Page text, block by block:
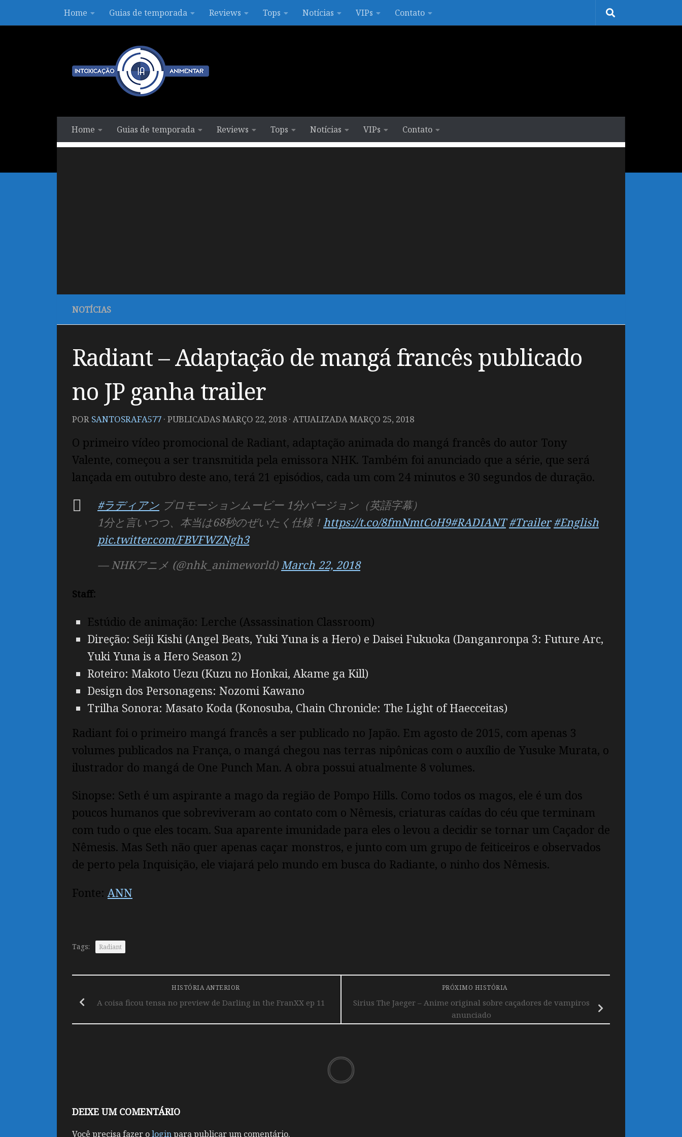
Skip to contentHome Guias de temporada Reviews Tops Notícias VIPs Contato
Home Guias de temporada Reviews Tops Notícias VIPs Contato
NOTÍCIAS
Radiant – Adaptação de mangá francês publicado
no JP ganha trailer
POR SANTOSRAFA577 · PUBLICADASMARÇO 22, 2018 · ATUALIZADAMARÇO 25, 2018
O primeiro vídeo promocional de Radiant, adaptação animada do mangá francês do autor Tony
Valente, começou a ser transmitida pela emissora NHK. Também foi anunciado que a série, que será
lançada em outubro deste ano, terá 21 episódios, cada um com 24 minutos e 30 segundos de duração.
#ラディアン プロモーションムービー 1分バージョン（英語字幕）
1分と言いつつ、本当は68秒のぜいたく仕様！ https://t.co/8fmNmtCoH9#RADIANT #Trailer #English
pic.twitter.com/FBVFWZNgh3
— NHKアニメ (@nhk_animeworld)March 22, 2018
Staff:
Estúdio de animação: Lerche (Assassination Classroom)
Direção: Seiji Kishi (Angel Beats, Yuki Yuna is a Hero) e Daisei Fukuoka (Danganronpa 3: Future Arc,
Yuki Yuna is a Hero Season 2)
Roteiro: Makoto Uezu (Kuzu no Honkai, Akame ga Kill)
Design dos Personagens: Nozomi Kawano
Trilha Sonora: Masato Koda (Konosuba, Chain Chronicle: The Light of Haecceitas)
Radiant foi o primeiro mangá francês a ser publicado no Japão. Em agosto de 2015, com apenas 3
volumes publicados na França, o mangá chegou nas terras nipônicas com o auxílio de Yusuke Murata, o
ilustrador do mangá de One Punch Man. A obra possui atualmente 8 volumes.
Sinopse: Seth é um aspirante a mago da região de Pompo Hills. Como todos os magos, ele é um dos
poucos humanos que sobreviveram ao contato com o Nêmesis, criaturas caídas do céu que terminam
com tudo o que eles tocam. Sua aparente imunidade para eles o levou a decidir se tornar um Caçador de
Nêmesis. Mas Seth não quer apenas caçar monstros, e junto com um grupo de feiticeiros e observados
de perto pela Inquisição, ele viajará pelo mundo em busca do Radiante, o ninho dos Nêmesis.
Fonte: ANN
Tags: Radiant
PRÓXIMO HISTÓRIA
Sirius The Jaeger – Anime original sobre caçadores de vampiros
anunciado
HISTÓRIA ANTERIOR
A coisa ficou tensa no preview de Darling in the FranXX ep 11
DEIXE UM COMENTÁRIO
Você precisa fazer ologinpara publicar um comentário.